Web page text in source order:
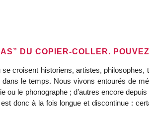
DU COPIER-COLLER.
croisent historiens, artistes, philosophes,
dans le temps. Nous vivons entourés de
ou le phonographe ; d’autres encore
donc à la fois longue et discontinue :